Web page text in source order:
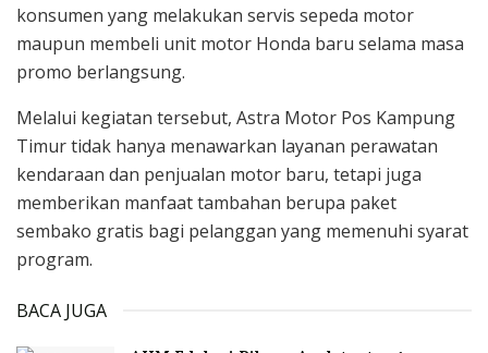
konsumen yang melakukan servis sepeda motor
maupun membeli unit motor Honda baru selama masa
promo berlangsung.
Melalui kegiatan tersebut, Astra Motor Pos Kampung
Timur tidak hanya menawarkan layanan perawatan
kendaraan dan penjualan motor baru, tetapi juga
memberikan manfaat tambahan berupa paket
sembako gratis bagi pelanggan yang memenuhi syarat
program.
BACA JUGA